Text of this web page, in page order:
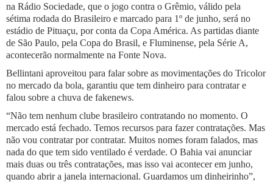
na Rádio Sociedade, que o jogo contra o Grêmio, válido pela
sétima rodada do Brasileiro e marcado para 1º de junho, será no
estádio de Pituaçu, por conta da Copa América. As partidas diante
de São Paulo, pela Copa do Brasil, e Fluminense, pela Série A,
acontecerão normalmente na Fonte Nova.
Bellintani aproveitou para falar sobre as movimentações do Tricolor
no mercado da bola, garantiu que tem dinheiro para contratar e
falou sobre a chuva de fakenews.
“Não tem nenhum clube brasileiro contratando no momento. O
mercado está fechado. Temos recursos para fazer contratações. Mas
não vou contratar por contratar. Muitos nomes foram falados, mas
nada do que tem sido ventilado é verdade. O Bahia vai anunciar
mais duas ou três contratações, mas isso vai acontecer em junho,
quando abrir a janela internacional. Guardamos um dinheirinho”,